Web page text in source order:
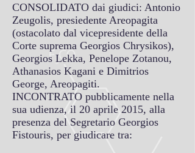
CONSOLIDATO dai giudici: Antonio
Zeugolis, presiedente Areopagita
(ostacolato dal vicepresidente della
Corte suprema Georgios Chrysikos),
Georgios Lekka, Penelope Zotanou,
Athanasios Kagani e Dimitrios
George, Areopagiti.
INCONTRATO pubblicamente nella
sua udienza, il 20 aprile 2015, alla
presenza del Segretario Georgios
Fistouris, per giudicare tra: